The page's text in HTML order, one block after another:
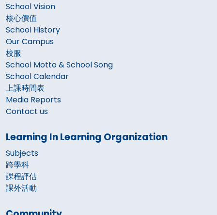
School Vision
核心價值
School History
Our Campus
校服
School Motto & School Song
School Calendar
上課時間表
Media Reports
Contact us
Learning In Learning Organization
Subjects
跨學科
課程評估
課外活動